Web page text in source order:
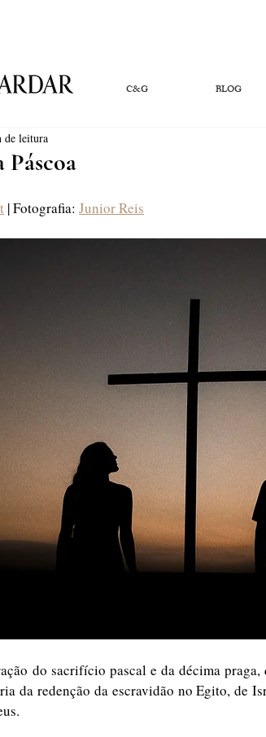
C&G BLOG
Páscoa
de leitura
| Fotografia: Junior Reis
do sacrifício pascal e da décima
da redenção da escravidão no Egito, de